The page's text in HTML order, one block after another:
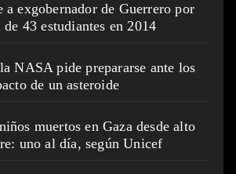
a exgobernador de Guerrero por
43 estudiantes en 2014
NASA pide prepararse ante los
de un asteroide
muertos en Gaza desde alto
uno al día, según Unicef